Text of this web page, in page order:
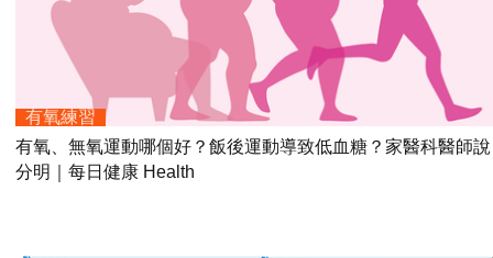
有氧練習
有氧、無氧運動哪個好？飯後運動導致低血糖？家醫科醫師說
分明｜每日健康 Health